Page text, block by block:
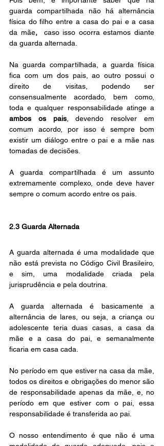
guarda compartilhada não há alternância
física do filho entre a casa do pai e a casa
da mãe,
caso isso ocorra estamos diante
da guarda alternada.
Na guarda compartilhada, a guarda física
fica com um dos pais, ao outro possui o
direito de visitas, podendo ser
consensualmente acordado, bem como,
ambos os pais, devendo resolver em
comum acordo, por isso é sempre bom
existir um diálogo entre o pai e a mãe nas
tomadas de decisões.
A guarda compartilhada é um assunto
extremamente complexo, onde deve haver
sempre o comum acordo entre os pais.
2.3 Guarda Alternada
A guarda alternada é uma modalidade que
não está prevista no Código Civil Brasileiro,
e sim, uma modalidade criada pela
jurisprudência e pela doutrina.
A guarda alternada é basicamente a
alternância de lares, ou seja, a criança ou
adolescente teria duas casas, a casa da
mãe e a casa do pai, e semanalmente
ficaria em casa cada.
No período em que estiver na casa da mãe,
todos os direitos e obrigações do menor são
de responsabilidade apenas da mãe, e, no
período em que estiver com o pai, essa
responsabilidade é transferida ao pai.
O nosso entendimento é que não é uma